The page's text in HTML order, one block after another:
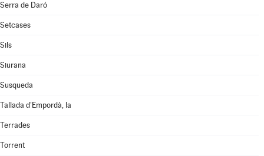
Serra de Daró
Setcases
Sils
Siurana
Susqueda
Tallada d'Empordà, la
Terrades
Torrent